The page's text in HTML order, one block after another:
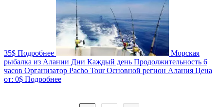
35$ Подробнее
Морская
рыбалка из Алании Дни Каждый день Продолжительность 6
часов Организатор Pacho TourОсновной регион Алания Цена
от: 0$ Подробнее